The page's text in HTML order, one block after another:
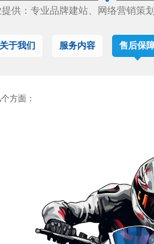
提供：专业品牌建站、网络营销策
关于我们 服务内容 售后保
方面：